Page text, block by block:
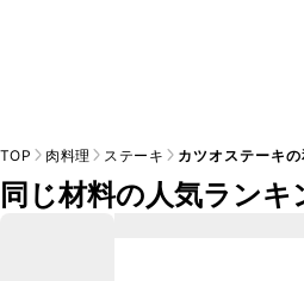
TOP 肉料理 ステーキ カツオステーキ
同じ材料の人気ランキ